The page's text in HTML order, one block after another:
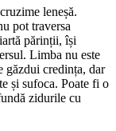
leneșă.
pot traversa
părinții, își
Limba nu este
găzdui credința, dar
și sufoca. Poate fi o
zidurile cu